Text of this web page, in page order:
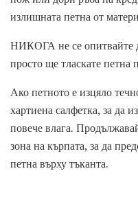
излишната петна от
НИКОГА не се опитвайте
просто ще тласкате петна
Ако петното е изцяло
хартиена салфетка, за да
повече влага.
зона на кърпата, за да
петна върху тъканта.